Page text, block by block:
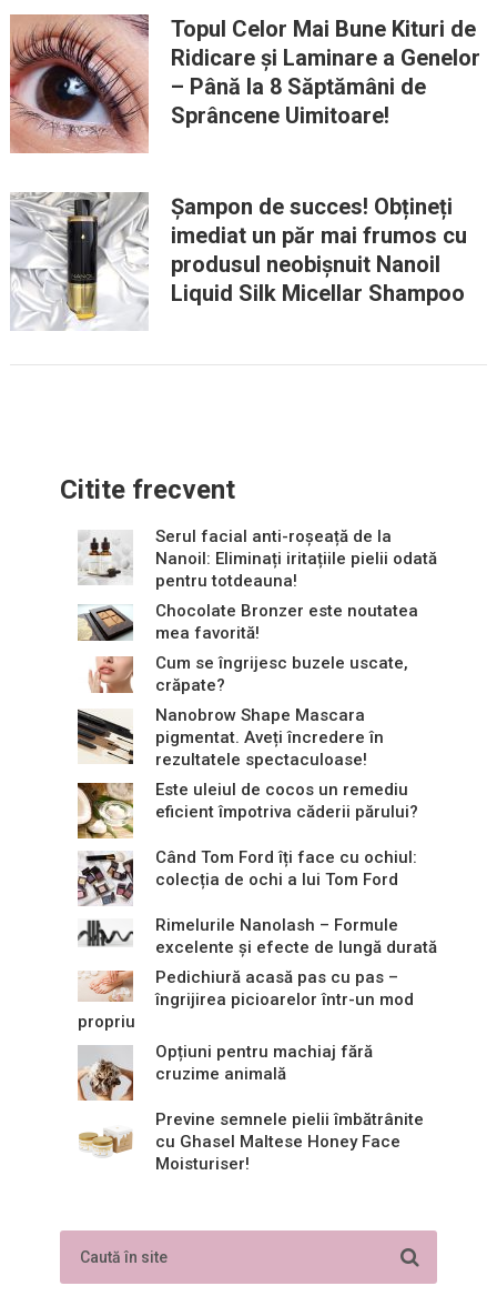
Topul Celor Mai Bune Kituri de
Ridicare și Laminare a Genelor
– Până la 8 Săptămâni de
Sprâncene Uimitoare!
Șampon de succes! Obțineți
imediat un păr mai frumos cu
produsul neobișnuit Nanoil
Liquid Silk Micellar Shampoo
Citite frecvent
Serul facial anti-roșeață de la
Nanoil: Eliminați iritațiile pielii odată
pentru totdeauna!
Chocolate Bronzer este noutatea
mea favorită!
Cum se îngrijesc buzele uscate,
crăpate?
Nanobrow Shape Mascara
pigmentat. Aveți încredere în
rezultatele spectaculoase!
Este uleiul de cocos un remediu
eficient împotriva căderii părului?
Când Tom Ford îți face cu ochiul:
colecția de ochi a lui Tom Ford
Rimelurile Nanolash – Formule
excelente și efecte de lungă durată
Pedichiură acasă pas cu pas –
îngrijirea picioarelor într-un mod
propriu
Opțiuni pentru machiaj fără
cruzime animală
Previne semnele pielii îmbătrânite
cu Ghasel Maltese Honey Face
Moisturiser!